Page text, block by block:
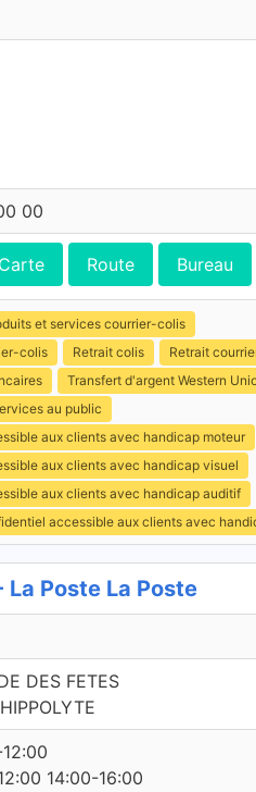
00
Route Bureau
et services courrier-colis
colis
Retrait colis
Retrait
Transfert d'argent Western
au public
aux clients avec handicap moteur
aux clients avec handicap visuel
aux clients avec handicap auditif
accessible aux clients avec
La Poste La Poste
DES FETES
14:00-16:00